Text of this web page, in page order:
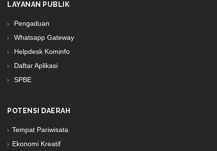
LAYANAN PUBLIK
Pengaduan
Whatsapp Gateway
Helpdesk Kominfo
Daftar Aplikasi
SPBE
POTENSI DAERAH
Tempat Pariwisata
Ekonomi Kreatif